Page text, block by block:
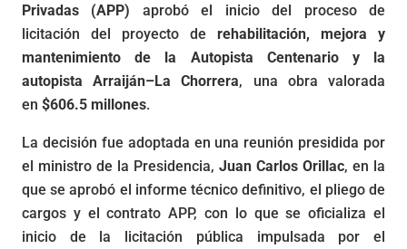
Privadas (APP) aprobó el inicio del proceso de
licitación del proyecto de rehabilitación, mejora y
mantenimiento de la Autopista Centenario y la
autopista Arraiján–La Chorrera, una obra valorada
en $606.5 millones.
La decisión fue adoptada en una reunión presidida por
el ministro de la Presidencia, Juan Carlos Orillac, en la
que se aprobó el informe técnico definitivo, el pliego de
cargos y el contrato APP, con lo que se oficializa el
inicio de la licitación pública impulsada por el